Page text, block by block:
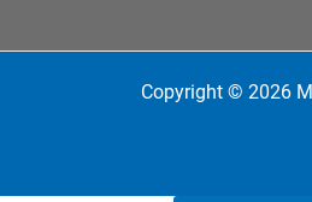
Copyright © 2026